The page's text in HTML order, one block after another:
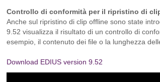
Controllo di conformità per il ripristino di
Anche sul ripristino di clip offline sono state
9.52 visualizza il risultato di un controllo di
esempio, il contenuto dei file o la lunghezza
Download EDIUS version 9.52